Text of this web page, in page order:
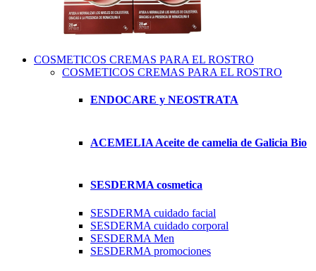
COSMETICOS CREMAS PARA EL ROSTRO
COSMETICOS CREMAS PARA EL ROSTRO
ENDOCARE y NEOSTRATA
ACEMELIA Aceite de camelia de Galicia Bio
SESDERMA cosmetica
SESDERMA cuidado facial
SESDERMA cuidado corporal
SESDERMA Men
SESDERMA promociones